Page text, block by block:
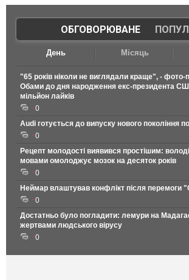
ОБГОВОРЮВАНЕ|
День Місяць
"65 років ніколи не виглядали краще", - фото-
Обами до дня народження екс-президента
мільйон лайків
0
Audi готується до випуску нового покоління
0
Рецепт молодості виявився простішим:
мовами омолоджує мозок на десяток років
0
Неймар влаштував конфлікт після перемоги
0
Достатньо було погладити: лемури на
жертвами людського вірусу
0